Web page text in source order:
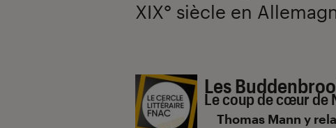
XIX° siècle en
Introduction
Les
Le coup de cœur de
Thomas Mann y